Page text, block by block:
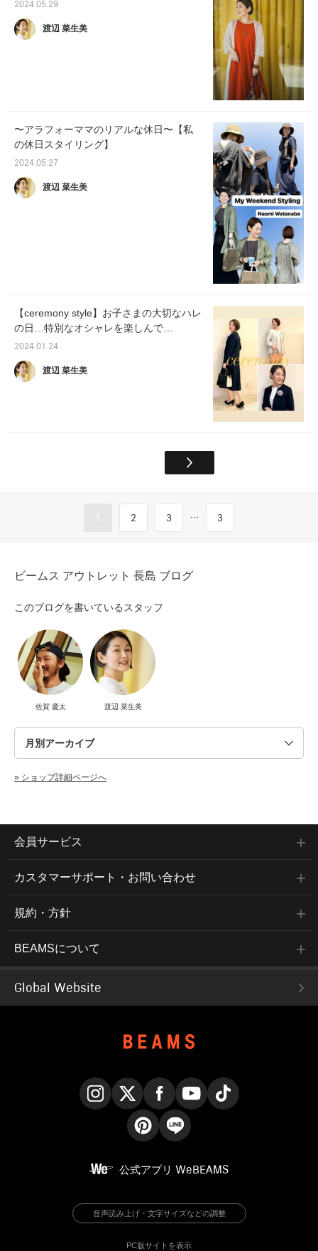
2024.05.29
渡辺 菜生美
〜アラフォーママのリアルな休日〜【私
の休日スタイリング】
2024.05.27
渡辺 菜生美
【ceremony style】お子さまの大切なハレ
の日…特別なオシャレを楽しんで…
2024.01.24
渡辺 菜生美
1 2 3 ... 3
ビームス アウトレット 長島 ブログ
このブログを書いているスタッフ
佐賀 慶太 渡辺 菜生美
» ショップ詳細ページへ
会員サービス
カスタマーサポート・お問い合わせ
規約・方針
BEAMSについて
Global Website
公式アプリ WeBEAMS
音声読み上げ・文字サイズなどの調整
PC版サイトを表示